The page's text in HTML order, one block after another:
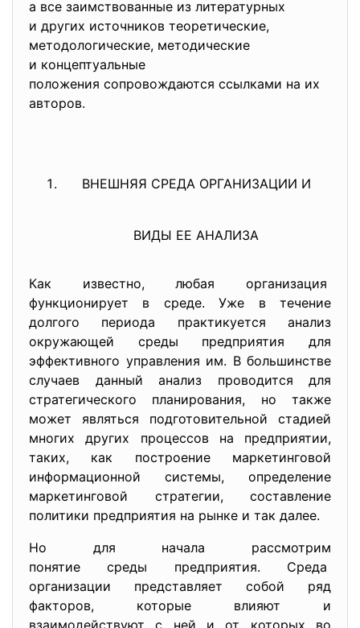
а все заимствованные из литературных
и других источников теоретические,
методологические, методические
и концептуальные
положения сопровождаются ссылками на их
авторов.
ВНЕШНЯЯ СРЕДА ОРГАНИЗАЦИИ И
ВИДЫ ЕЕ АНАЛИЗА
Как известно, любая организация
функционирует в среде. Уже в течение
долгого периода практикуется анализ
окружающей среды предприятия для
эффективного управления им. В большинстве
случаев данный анализ проводится для
стратегического планирования, но также
может являться подготовительной стадией
многих других процессов на предприятии,
таких, как построение маркетинговой
информационной системы, определение
маркетинговой стратегии, составление
политики предприятия на рынке и так далее.
Но для начала рассмотрим
понятие среды предприятия. Среда
организации представляет собой ряд
факторов, которые влияют и
взаимодействуют с ней и от которых во